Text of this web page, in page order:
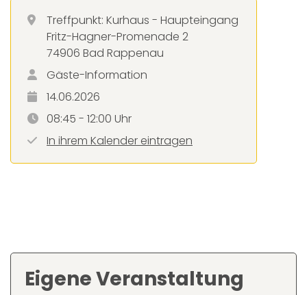
Treffpunkt: Kurhaus - Haupteingang
Fritz-Hagner-Promenade 2
74906 Bad Rappenau
Gäste-Information
14.06.2026
08:45 - 12:00 Uhr
In ihrem Kalender eintragen
Eigene Veranstaltung